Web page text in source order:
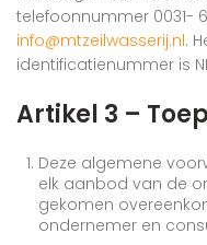
telefoonnummer 0031-
info@mtzeilwasserij.nl.
identificatienummer is NL
Artikel 3 –
Deze algemene
elk aanbod van de
gekomen
ondernemer en